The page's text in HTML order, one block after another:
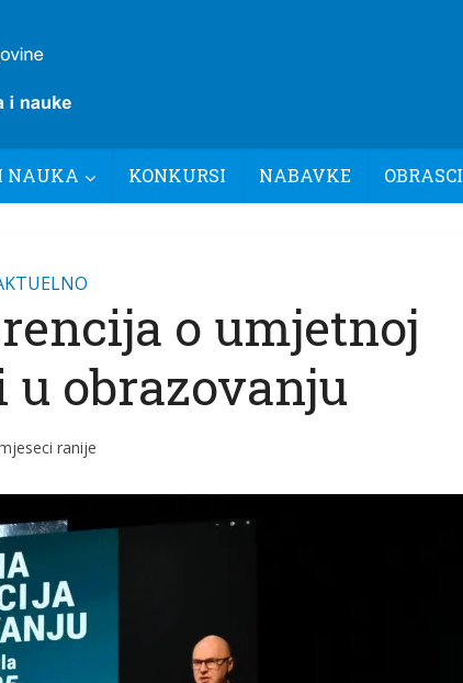
NAUKA KONKURSI NABAVKE OBRASCI
o umjetnoj
obrazovanju
ranije